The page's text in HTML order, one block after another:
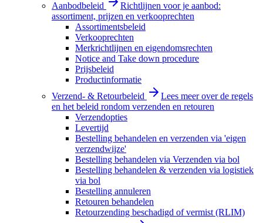
Aanbodbeleid
Richtlijnen voor je aanbod:
assortiment, prijzen en verkooprechten
Assortimentsbeleid
Verkooprechten
Merkrichtlijnen en eigendomsrechten
Notice and Take down procedure
Prijsbeleid
Productinformatie
Verzend- & Retourbeleid
Lees meer over de regels
en het beleid rondom verzenden en retouren
Verzendopties
Levertijd
Bestelling behandelen en verzenden via 'eigen
verzendwijze'
Bestelling behandelen via Verzenden via bol
Bestelling behandelen & verzenden via logistiek
via bol
Bestelling annuleren
Retouren behandelen
Retourzending beschadigd of vermist (RLIM)